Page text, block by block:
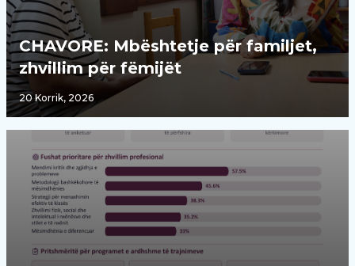
CHAVORE: Mbështetje për familjet,
zhvillim për fëmijët
20 Korrik, 2026